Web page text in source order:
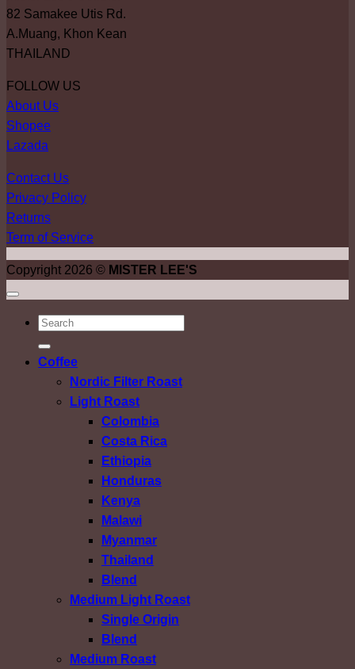
82 Samakee Utis Rd.
A.Muang, Khon Kean
THAILAND
FOLLOW US
About Us
Shopee
Lazada
Contact Us
Privacy Policy
Returns
Term of Service
Copyright 2026 © MISTER LEE'S
ค้นหา:
Coffee
Nordic Filter Roast
Light Roast
Colombia
Costa Rica
Ethiopia
Honduras
Kenya
Malawi
Myanmar
Thailand
Blend
Medium Light Roast
Single Origin
Blend
Medium Roast